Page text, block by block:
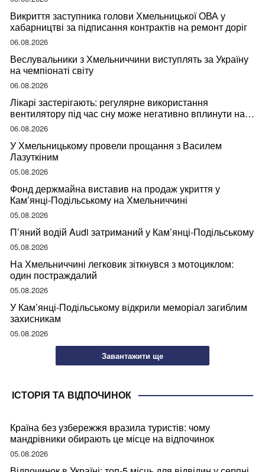
Викриття заступника голови Хмельницької ОВА у
хабарництві за підписання контрактів на ремонт доріг
06.08.2026
Веслувальники з Хмельниччини виступлять за Україну
на чемпіонаті світу
06.08.2026
Лікарі застерігають: регулярне використання
вентилятору під час сну може негативно вплинути на
ваше здоров’я
06.08.2026
У Хмельницькому провели прощання з Василем
Лазуткіним
05.08.2026
Фонд держмайна виставив на продаж укриття у
Кам’янці-Подільському на Хмельниччині
05.08.2026
П’яний водій Audi затриманий у Кам’янці-Подільському
05.08.2026
На Хмельниччині легковик зіткнувся з мотоциклом:
один постраждалий
05.08.2026
У Кам’янці-Подільському відкрили меморіал загиблим
захисникам
05.08.2026
Завантажити ще
ІСТОРІЯ ТА ВІДПОЧИНОК
Країна без узбережжя вразила туристів: чому
мандрівники обирають це місце на відпочинок
05.08.2026